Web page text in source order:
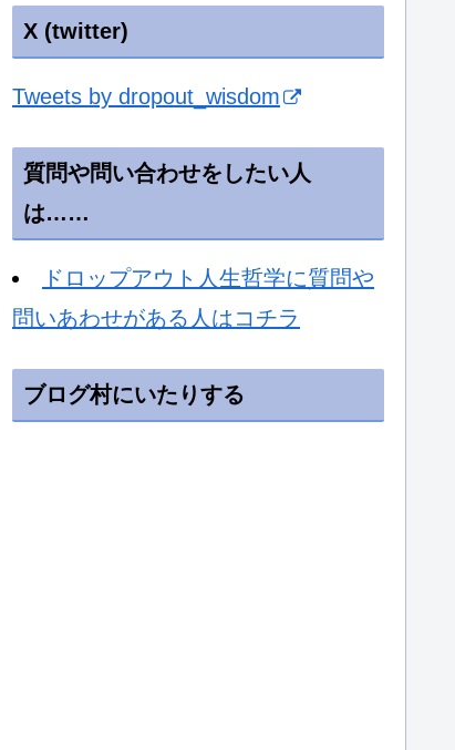
X (twitter)
Tweets by dropout_wisdom
質問や問い合わせをしたい人
は……
ドロップアウト人生哲学に質問や
問いあわせがある人はコチラ
ブログ村にいたりする